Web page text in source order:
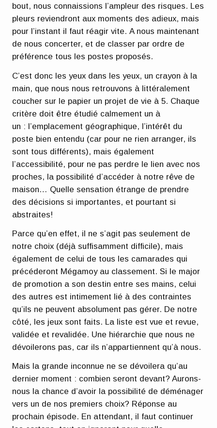
bout, nous connaissions l’ampleur des risques. Les
pleurs reviendront aux moments des adieux, mais
pour l’instant il faut réagir vite. A nous maintenant
de nous concerter, et de classer par ordre de
préférence tous les postes proposés.
C’est donc les yeux dans les yeux, un crayon à la
main, que nous nous retrouvons à littéralement
coucher sur le papier un projet de vie à 5. Chaque
critère doit être étudié calmement un à
un : l’emplacement géographique, l’intérêt du
poste bien entendu (car pour ne rien arranger, ils
sont tous différents), mais également
l’accessibilité, pour ne pas perdre le lien avec nos
proches, la possibilité d’accéder à notre rêve de
maison… Quelle sensation étrange de prendre
des décisions si importantes, et pourtant si
abstraites!
Parce qu’en effet, il ne s’agit pas seulement de
notre choix (déjà suffisamment difficile), mais
également de celui de tous les camarades qui
précéderont Mégamoy au classement. Si le major
de promotion a son destin entre ses mains, celui
des autres est intimement lié à des contraintes
qu’ils ne peuvent absolument pas gérer. De notre
côté, les jeux sont faits. La liste est vue et revue,
validée et revalidée. Une hiérarchie que nous ne
dévoilerons pas, car ils n’appartiennent qu’à nous.
Mais la grande inconnue ne se dévoilera qu’au
dernier moment : combien seront devant? Aurons-
nous la chance d’avoir la possibilité de déménager
vers un de nos premiers choix? Réponse au
prochain épisode. En attendant, il faut continuer